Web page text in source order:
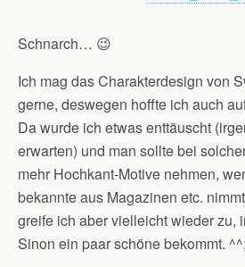
Schnarch… 😉
Ich mag das Charakterdesign von
gerne, deswegen hoffte ich auch
Da wurde ich etwas enttäuscht
erwarten) und man sollte bei
mehr Hochkant-Motive nehmen,
bekannte aus Magazinen etc.
greife ich aber vielleicht wieder zu,
Sinon ein paar schöne bekommt. ^^;